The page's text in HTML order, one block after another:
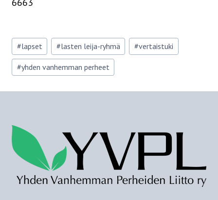
Avainsanat:
#lapset #lasten leija-ryhmä #vertaistuki
#yhden vanhemman perheet